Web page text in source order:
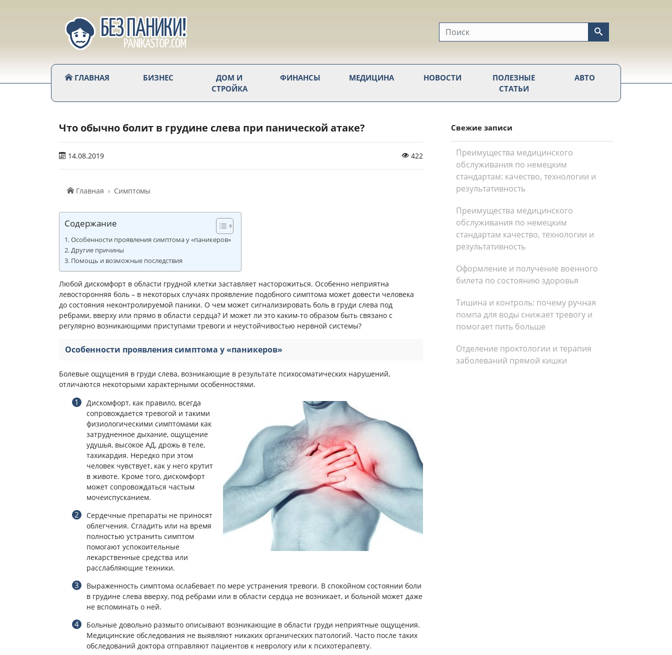
ГЛАВНАЯ БИЗНЕС
ДОМ И
СТРОЙКА
ФИНАНСЫ МЕДИЦИНА НОВОСТИ
ПОЛЕЗНЫЕ
СТАТЬИ
АВТО
Что обычно болит в грудине слева при панической атаке?
14.08.2019 422
Главная Симптомы
Содержание
Особенности проявления симптома у «паникеров»
Другие причины
Помощь и возможные последствия
Любой дискомфорт в области грудной клетки заставляет насторожиться. Особенно неприятна
левосторонняя боль – в некоторых случаях проявление подобного симптома может довести человека
до состояния неконтролируемой паники. О чем может сигнализировать боль в груди слева под
ребрами, вверху или прямо в области сердца? И может ли это каким-то образом быть связано с
регулярно возникающими приступами тревоги и неустойчивостью нервной системы?
Особенности проявления симптома у «паникеров»
Болевые ощущения в груди слева, возникающие в результате психосоматических нарушений,
отличаются некоторыми характерными особенностями.
Дискомфорт, как правило, всегда
сопровождается тревогой и такими
физиологическими симптомами как
затрудненное дыхание, ощущение
удушья, высокое АД, дрожь в теле,
тахикардия. Нередко при этом
человек чувствует, как у него крутит
в животе. Кроме того, дискомфорт
может сопровождаться частым
мочеиспусканием.
Сердечные препараты не приносят
облегчения. Сгладить или на время
полностью устранить симптом
помогают успокоительные
лекарственные средства или
расслабляющие техники.
Выраженность симптома ослабевает по мере устранения тревоги. В спокойном состоянии боли
в грудине слева вверху, под ребрами или в области сердца не возникает, и больной может даже
не вспоминать о ней.
Больные довольно размыто описывают возникающие в области груди неприятные ощущения.
Медицинские обследования не выявляют никаких органических патологий. Часто после таких
обследований доктора отправляют пациентов к неврологу или к психотерапевту.
Свежие записи
Преимущества медицинского
обслуживания по немецким
стандартам: качество, технологии и
результативность
Преимущества медицинского
обслуживания по немецким
стандартам качество, технологии и
результативность
Оформление и получение военного
билета по состоянию здоровья
Тишина и контроль: почему ручная
помпа для воды снижает тревогу и
помогает пить больше
Отделение проктологии и терапия
заболеваний прямой кишки